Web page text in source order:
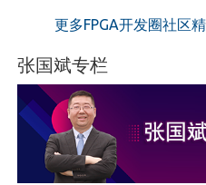
更多FPGA开发圈社区
张国斌专栏